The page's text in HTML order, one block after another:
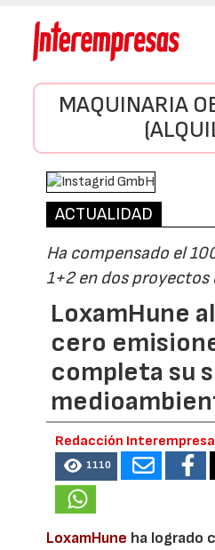
MAQUINARIA
ACTUALIDAD
Ha compensado el
1+2 en dos proyectos
LoxamHune
cero
completa su
Redacción
1110
LoxamHune ha logrado